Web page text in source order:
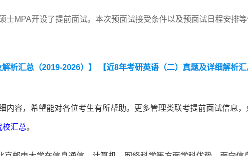
士MPA开设了提前面试。本次预面试接受条件以及预面试日程安排
析汇总（2019-2026）】
【近8年考研英语（二）真题及详细解析
内容，希望能对各位考生有所帮助。更多管理类联考提前面试信息，
校汇总。